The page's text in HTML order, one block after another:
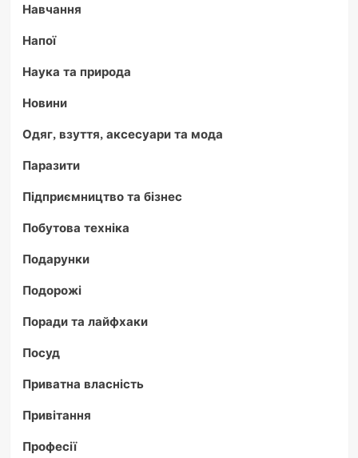
Навчання
Напої
Наука та природа
Новини
Одяг, взуття, аксесуари та мода
Паразити
Підприємництво та бізнес
Побутова техніка
Подарунки
Подорожі
Поради та лайфхаки
Посуд
Приватна власність
Привітання
Професії